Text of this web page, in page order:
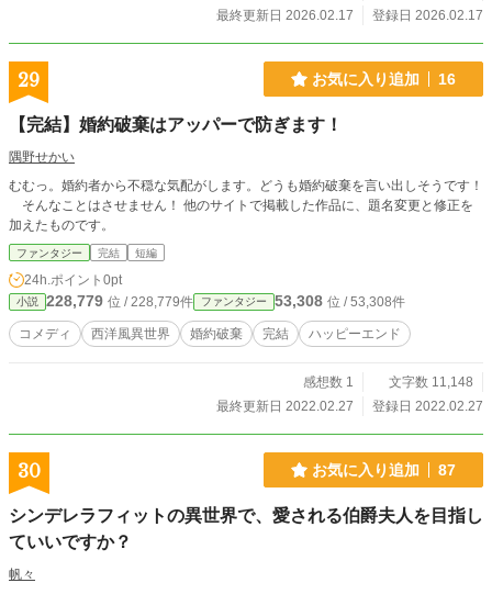
最終更新日 2026.02.17
登録日 2026.02.17
29 お気に入り追加 16
【完結】婚約破棄はアッパーで防ぎます！
隅野せかい
むむっ。婚約者から不穏な気配がします。どうも婚約破棄を言い出しそうです！
そんなことはさせません！ 他のサイトで掲載した作品に、題名変更と修正を
加えたものです。
ファンタジー 完結 短編
24h.ポイント 0pt
小説 228,779 位 / 228,779件 ファンタジー 53,308 位 / 53,308件
コメディ 西洋風異世界 婚約破棄 完結 ハッピーエンド
感想数 1
文字数 11,148
最終更新日 2022.02.27
登録日 2022.02.27
30 お気に入り追加 87
シンデレラフィットの異世界で、愛される伯爵夫人を目指し
ていいですか？
帆々